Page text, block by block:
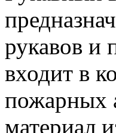
рукавов и
входит в
пожарных
материал